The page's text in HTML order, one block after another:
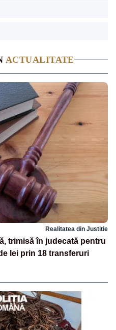
ACTUALITATE
Realitatea din Justitie
trimisă în judecată pentru
lei prin 18 transferuri